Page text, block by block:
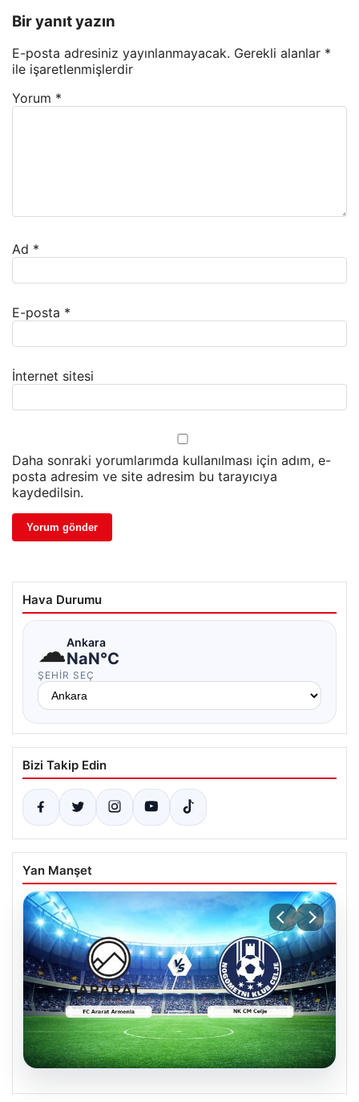
Bir yanıt yazın
E-posta adresiniz yayınlanmayacak. Gerekli alanlar *
ile işaretlenmişlerdir
Yorum *
Ad *
E-posta *
İnternet sitesi
Daha sonraki yorumlarımda kullanılması için adım, e-
posta adresim ve site adresim bu tarayıcıya
kaydedilsin.
Hava Durumu
☁Ankara
NaN°C
ŞEHIR SEÇ
Bizi Takip Edin
Yan Manşet